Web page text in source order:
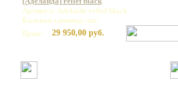
Артикул: Adelaide relief black
Базовая единица: шт
Цена:
29 950,00 руб.